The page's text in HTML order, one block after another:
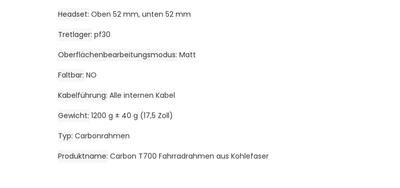
Headset Oben 52 mm, unten 52 mm
Tretlager pf30
Oberflächenbearbeitungsmodus Matt
Faltbar NO
Kabelführung Alle internen Kabel
Gewicht 1200 g ± 40 g (17,5 Zoll)
Typ Carbonrahmen
Produktname Carbon T700 Fahrradrahmen aus Kohlefaser